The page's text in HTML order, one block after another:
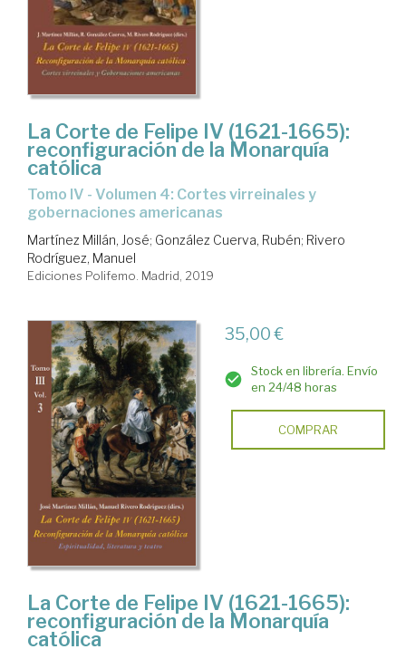
La Corte de Felipe IV (1621-1665):
reconfiguración de la Monarquía
católica
Tomo IV - Volumen 4: Cortes virreinales y
gobernaciones americanas
Martínez Millán, José; González Cuerva, Rubén; Rivero
Rodríguez, Manuel
Ediciones Polifemo. Madrid, 2019
35,00 €
Stock en librería. Envío
en 24/48 horas
COMPRAR
La Corte de Felipe IV (1621-1665):
reconfiguración de la Monarquía
católica